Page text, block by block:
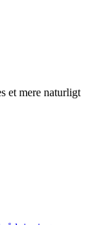
et mere naturligt